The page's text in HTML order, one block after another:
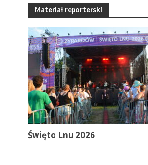
Materiał reporterski
Święto Lnu 2026